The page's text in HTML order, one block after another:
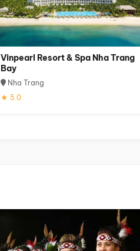
Vinpearl Resort & Spa Nha Trang
Bay
Nha Trang
★ 5.0